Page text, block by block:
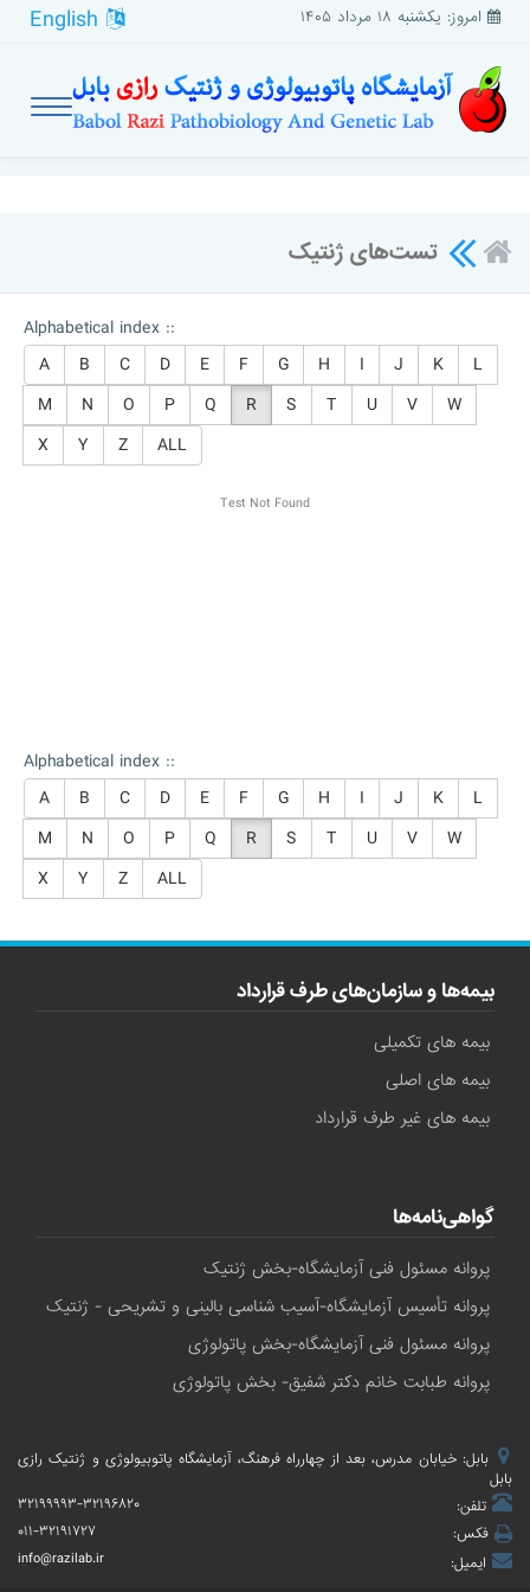
امروز: یکشنبه ۱۸ مرداد ۱۴۰۵
تست‌های ژنتیک
Alphabetical index ::
A
B C D E F G H I J K
L
M
N O P Q R S T U V
W
X
Y Z ALL
Test Not Found
Alphabetical index ::
A
B C D E F G H I J K
L
M
N O P Q R S T U V
W
X
Y Z ALL
بیمه‌ها و سازمان‌های طرف قرارداد
بیمه های تکمیلی
بیمه های اصلی
بیمه های غیر طرف قرارداد
گواهی‌نامه‌ها
پروانه مسئول فنی آزمایشگاه-بخش ژنتیک
پروانه تأسیس آزمایشگاه-آسیب شناسی بالینی و تشریحی - ژنتیک
پروانه مسئول فنی آزمایشگاه-بخش پاتولوژی
پروانه طبابت خانم دکتر شفیق- بخش پاتولوژی
بابل: خیابان مدرس، بعد از چهارراه فرهنگ، آزمایشگاه پاتوبیولوژی و ژنتیک رازی
بابل
تلفن:
۳۲۱۹۹۹۹۳-۳۲۱۹۶۸۲۰
فکس:
۰۱۱-۳۲۱۹۱۷۲۷
ایمیل:
info@razilab.ir